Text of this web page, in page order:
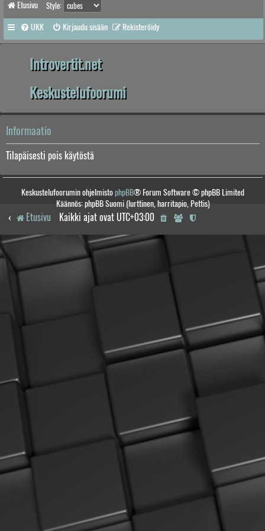
Etusivu Style:
UKK Kirjaudu sisään Rekisteröidy
Introvertit.net
Keskustelufoorumi
Informaatio
Tilapäisesti pois käytöstä
Keskustelufoorumin ohjelmistophpBB® Forum Software © phpBB Limited
Käännös: phpBB Suomi (lurttinen, harritapio, Pettis)
Etusivu Kaikki ajat ovat UTC+03:00